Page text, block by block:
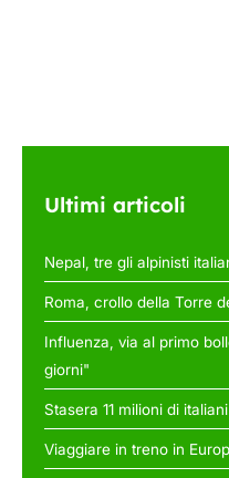
Ultimi articoli
Nepal, tre gli alpinisti
Roma, crollo della Torre
Influenza, via al primo
giorni"
Stasera 11 milioni di
Viaggiare in treno in